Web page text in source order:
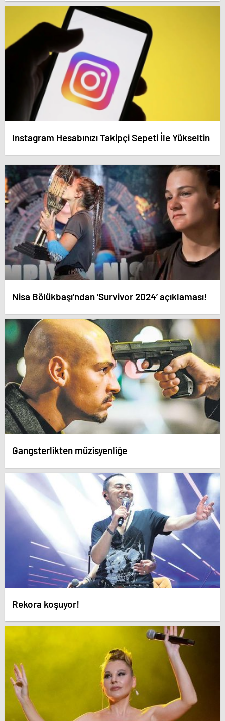
dedirten savunma! – Antalya haberleri
Instagram Hesabınızı Takipçi Sepeti İle Yükseltin
Nisa Bölükbaşı’ndan ‘Survivor 2024’ açıklaması!
Gangsterlikten müzisyenliğe
Rekora koşuyor!